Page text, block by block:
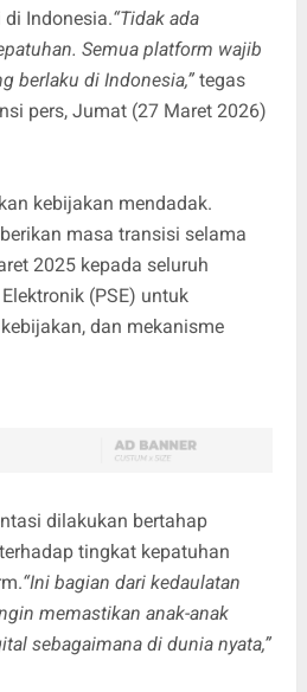
Indonesia.“Tidak ada
Semua platform wajib
berlaku di Indonesia,”tegas
pers, Jumat (27 Maret 2026)
kebijakan mendadak.
masa transisi selama
2025 kepada seluruh
(PSE) untuk
dan mekanisme
dilakukan bertahap
tingkat kepatuhan
“Ini bagian dari kedaulatan
memastikan anak-anak
sebagaimana di dunia nyata,”